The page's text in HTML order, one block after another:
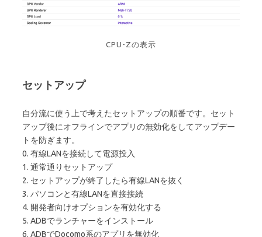
CPU-Zの表示
セットアップ
自分流に使う上で考えたセットアップの順番です。セット
アップ後にオフラインでアプリの無効化をしてアップデー
トを防ぎます。
0. 有線LANを接続して電源投入
1. 通常通りセットアップ
2. セットアップが終了したら有線LANを抜く
3. パソコンと有線LANを直接接続
4. 開発者向けオプションを有効化する
5. ADBでランチャーをインストール
6. ADBでDocomo系のアプリを無効化